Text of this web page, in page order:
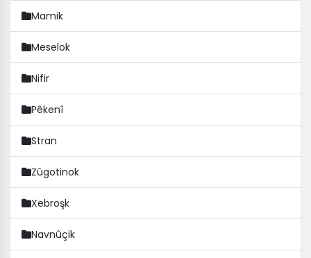
Mamik
Meselok
Nifir
Pêkenî
Stran
Zûgotinok
Xebroşk
Navnûçik